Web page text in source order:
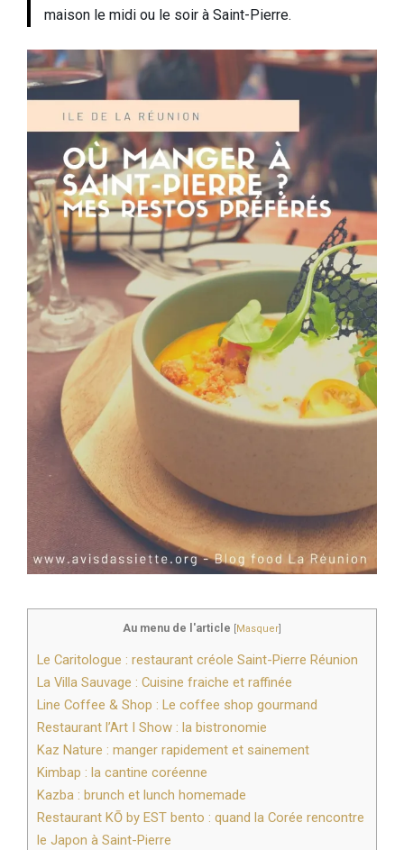
maison le midi ou le soir à Saint-Pierre.
Au menu de l'article [Masquer]
Le Caritologue : restaurant créole Saint-Pierre Réunion
La Villa Sauvage : Cuisine fraiche et raffinée
Line Coffee & Shop : Le coffee shop gourmand
Restaurant l’Art I Show : la bistronomie
Kaz Nature : manger rapidement et sainement
Kimbap : la cantine coréenne
Kazba : brunch et lunch homemade
Restaurant KŌ by EST bento : quand la Corée rencontre
le Japon à Saint-Pierre